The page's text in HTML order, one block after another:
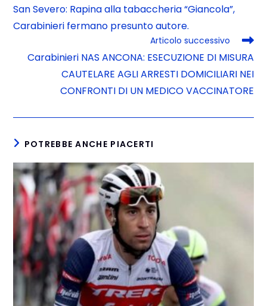
San Severo: Rapina alla tabaccheria “Giancola”,
Carabinieri fermano presunto autore.
Articolo successivo
Carabinieri NAS ANCONA: ESECUZIONE DI MISURA
CAUTELARE AGLI ARRESTI DOMICILIARI NEI
CONFRONTI DI UN MEDICO VACCINATORE
POTREBBE ANCHE PIACERTI